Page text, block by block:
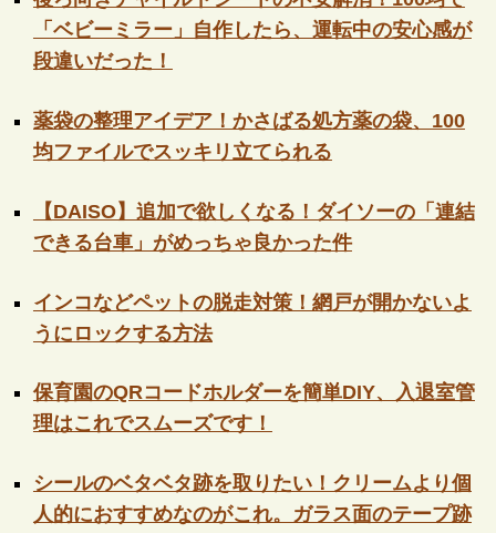
「ベビーミラー」自作したら、運転中の安心感が
段違いだった！
薬袋の整理アイデア！かさばる処方薬の袋、100
均ファイルでスッキリ立てられる
【DAISO】追加で欲しくなる！ダイソーの「連結
できる台車」がめっちゃ良かった件
インコなどペットの脱走対策！網戸が開かないよ
うにロックする方法
保育園のQRコードホルダーを簡単DIY、入退室管
理はこれでスムーズです！
シールのベタベタ跡を取りたい！クリームより個
人的におすすめなのがこれ。ガラス面のテープ跡